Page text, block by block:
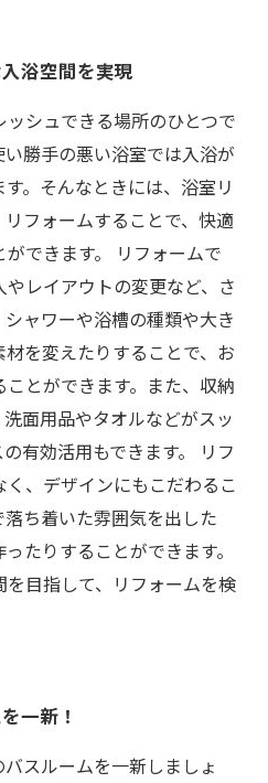
浴空間を実現
シュできる場所のひとつで
勝手の悪い浴室では入浴が
。そんなときには、浴室リ
フォームすることで、快適
できます。 リフォームで
レイアウトの変更など、さ
ャワーや浴槽の種類や大き
を変えたりすることで、お
とができます。また、収納
面用品やタオルなどがスッ
有効活用もできます。 リフ
、デザインにもこだわるこ
ち着いた雰囲気を出した
たりすることができます。
目指して、リフォームを検
一新！
スルームを一新しましょ